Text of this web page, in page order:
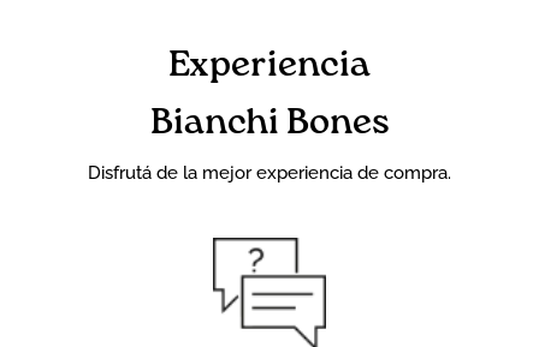
Experiencia
Bianchi Bones
Disfrutá de la mejor experiencia de compra.